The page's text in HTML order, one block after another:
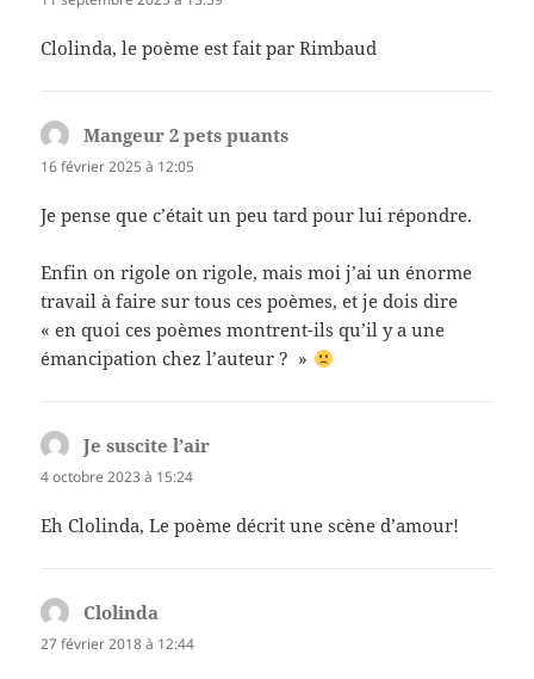
Clolinda, le poème est fait par Rimbaud
Mangeur 2 pets puants
16 février 2025 à 12:05
Je pense que c’était un peu tard pour lui répondre.
Enfin on rigole on rigole, mais moi j’ai un énorme
travail à faire sur tous ces poèmes, et je dois dire
« en quoi ces poèmes montrent-ils qu’il y a une
émancipation chez l’auteur ? »
Je suscite l’air
4 octobre 2023 à 15:24
Eh Clolinda, Le poème décrit une scène d’amour!
Clolinda
27 février 2018 à 12:44